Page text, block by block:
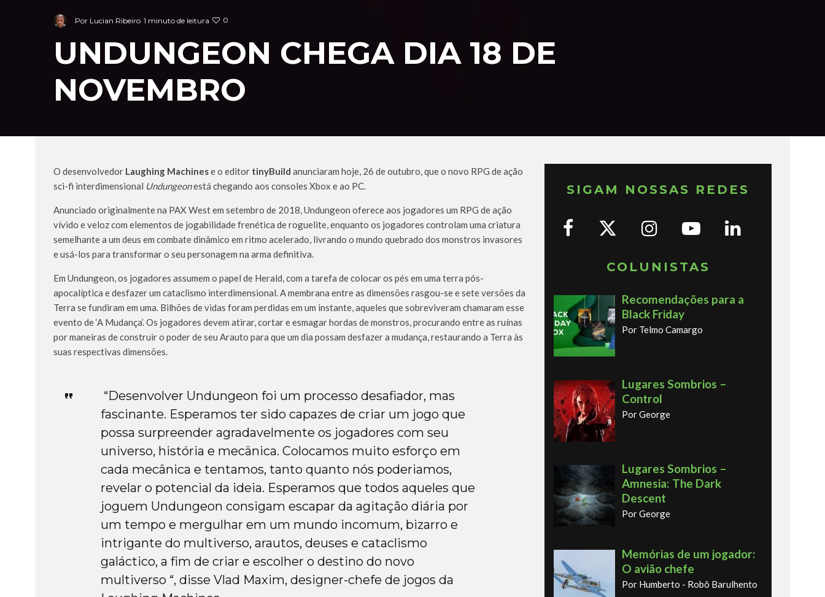
Por Lucian Ribeiro 1 minuto de leitura 0
UNDUNGEON CHEGA DIA 18 DE
NOVEMBRO
O desenvolvedor Laughing Machinese o editor tinyBuild anunciaram hoje, 26 de outubro, que o novo RPG de ação
sci-fi interdimensional Undungeonestá chegando aos consoles Xbox e ao PC.
Anunciado originalmente na PAX West em setembro de 2018, Undungeon oferece aos jogadores um RPG de ação
vívido e veloz com elementos de jogabilidade frenética de roguelite, enquanto os jogadores controlam uma criatura
semelhante a um deus em combate dinâmico em ritmo acelerado, livrando o mundo quebrado dos monstros invasores
e usá-los para transformar o seu personagem na arma definitiva.
Em Undungeon, os jogadores assumem o papel de Herald, com a tarefa de colocar os pés em uma terra pós-
apocalíptica e desfazer um cataclismo interdimensional. A membrana entre as dimensões rasgou-se e sete versões da
Terra se fundiram em uma. Bilhões de vidas foram perdidas em um instante, aqueles que sobreviveram chamaram esse
evento de ‘A Mudança’. Os jogadores devem atirar, cortar e esmagar hordas de monstros, procurando entre as ruínas
por maneiras de construir o poder de seu Arauto para que um dia possam desfazer a mudança, restaurando a Terra às
suas respectivas dimensões.
“Desenvolver Undungeon foi um processo desafiador, mas
fascinante. Esperamos ter sido capazes de criar um jogo que
possa surpreender agradavelmente os jogadores com seu
universo, história e mecânica. Colocamos muito esforço em
cada mecânica e tentamos, tanto quanto nós poderiamos,
revelar o potencial da ideia. Esperamos que todos aqueles que
joguem Undungeon consigam escapar da agitação diária por
um tempo e mergulhar em um mundo incomum, bizarro e
intrigante do multiverso, arautos, deuses e cataclismo
galáctico, a fim de criar e escolher o destino do novo
multiverso “, disse Vlad Maxim, designer-chefe de jogos da
SIGAM NOSSAS REDES
COLUNISTAS
Recomendações para a
Black Friday
Por Telmo Camargo
Lugares Sombrios –
Control
Por George
Lugares Sombrios –
Amnesia: The Dark
Descent
Por George
Memórias de um jogador:
O avião chefe
Por Humberto - Robô Barulhento